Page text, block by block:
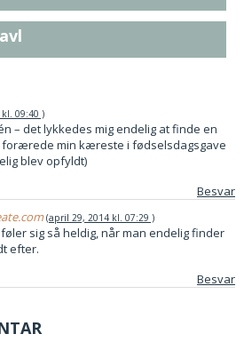
09:40
– det lykkedes mig endelig at finde en
forærede min kæreste i fødselsdagsgave
blev opfyldt)
Besvar
april 29, 2014 kl. 07:29
sig så heldig, når man endelig finder
efter.
Besvar